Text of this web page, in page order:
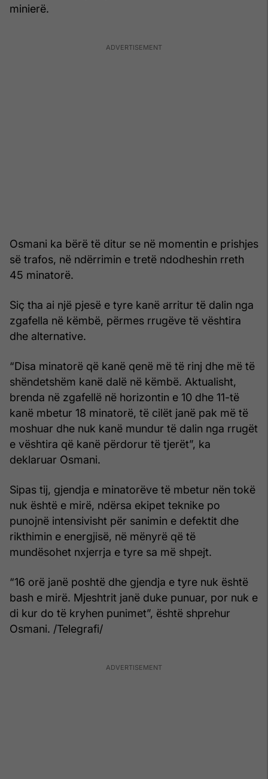
minierë.
Osmani ka bërë të ditur se në momentin e prishjes
së trafos, në ndërrimin e tretë ndodheshin rreth
45 minatorë.
Siç tha ai një pjesë e tyre kanë arritur të dalin nga
zgafella në këmbë, përmes rrugëve të vështira
dhe alternative.
“Disa minatorë që kanë qenë më të rinj dhe më të
shëndetshëm kanë dalë në këmbë. Aktualisht,
brenda në zgafellë në horizontin e 10 dhe 11-të
kanë mbetur 18 minatorë, të cilët janë pak më të
moshuar dhe nuk kanë mundur të dalin nga rrugët
e vështira që kanë përdorur të tjerët”, ka
deklaruar Osmani.
Sipas tij, gjendja e minatorëve të mbetur nën tokë
nuk është e mirë, ndërsa ekipet teknike po
punojnë intensivisht për sanimin e defektit dhe
rikthimin e energjisë, në mënyrë që të
mundësohet nxjerrja e tyre sa më shpejt.
“16 orë janë poshtë dhe gjendja e tyre nuk është
bash e mirë. Mjeshtrit janë duke punuar, por nuk e
di kur do të kryhen punimet”, është shprehur
Osmani. /Telegrafi/